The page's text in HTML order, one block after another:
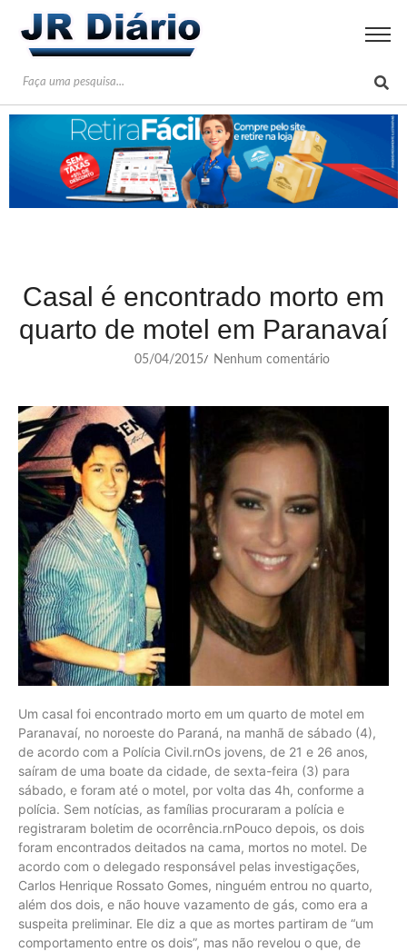
Casal é encontrado morto em
quarto de motel em Paranavaí
05/04/2015/ Nenhum comentário
Um casal foi encontrado morto em um quarto de motel em
Paranavaí, no noroeste do Paraná, na manhã de sábado (4),
de acordo com a Polícia Civil.rnOs jovens, de 21 e 26 anos,
saíram de uma boate da cidade, de sexta-feira (3) para
sábado, e foram até o motel, por volta das 4h, conforme a
polícia. Sem notícias, as famílias procuraram a polícia e
registraram boletim de ocorrência.rnPouco depois, os dois
foram encontrados deitados na cama, mortos no motel. De
acordo com o delegado responsável pelas investigações,
Carlos Henrique Rossato Gomes, ninguém entrou no quarto,
além dos dois, e não houve vazamento de gás, como era a
suspeita preliminar. Ele diz a que as mortes partiram de “um
comportamento entre os dois”, mas não revelou o que, de